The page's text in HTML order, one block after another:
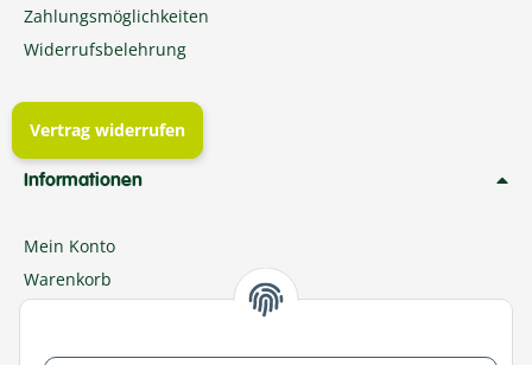
Zahlungsmöglichkeiten
Widerrufsbelehrung
Vertrag widerrufen
Informationen
Mein Konto
Warenkorb